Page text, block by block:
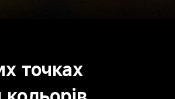
точках